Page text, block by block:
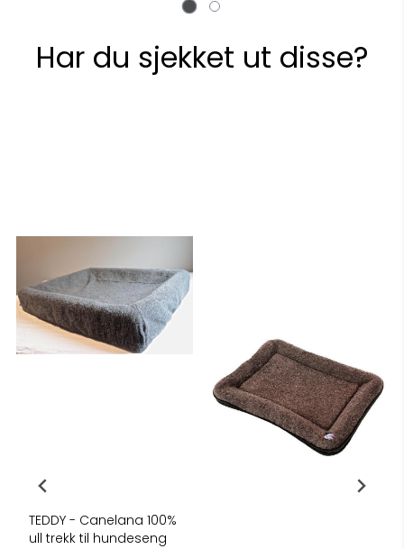
Har du sjekket ut disse?
TEDDY - Canelana 100%
ull trekk til hundeseng